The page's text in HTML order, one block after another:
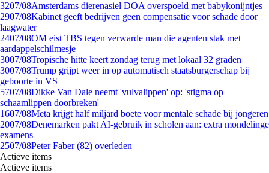
3207/08Amsterdams dierenasiel DOA overspoeld met babykonijntjes
2907/08Kabinet geeft bedrijven geen compensatie voor schade door
laagwater
2407/08OM eist TBS tegen verwarde man die agenten stak met
aardappelschilmesje
3007/08Tropische hitte keert zondag terug met lokaal 32 graden
3007/08Trump grijpt weer in op automatisch staatsburgerschap bij
geboorte in VS
5707/08Dikke Van Dale neemt 'vulvalippen' op: 'stigma op
schaamlippen doorbreken'
1607/08Meta krijgt half miljard boete voor mentale schade bij jongeren
2007/08Denemarken pakt AI-gebruik in scholen aan: extra mondelinge
examens
2507/08Peter Faber (82) overleden
Actieve items
Actieve items